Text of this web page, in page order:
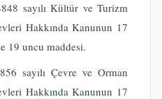
sayılı Kültür ve Turizm
Hakkında Kanunun 17
19 uncu maddesi.
sayılı Çevre ve Orman
Hakkında Kanunun 17